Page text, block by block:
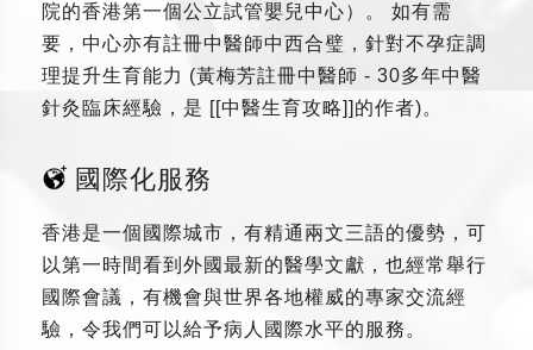
院的香港第一個公立試管嬰兒中心）。 如有需
要，中心亦有註冊中醫師中西合璧，針對不孕症調
理提升生育能力 (黃梅芳註冊中醫師 - 30多年中醫
針灸臨床經驗，是 [[中醫生育攻略]]的作者)。
國際化服務
香港是一個國際城市，有精通兩文三語的優勢，可
以第一時間看到外國最新的醫學文獻，也經常舉行
國際會議，有機會與世界各地權威的專家交流經
驗，令我們可以給予病人國際水平的服務。